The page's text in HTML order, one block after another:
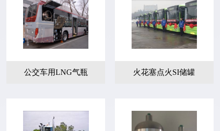
公交车用LNG气瓶 火花塞点火SI储罐